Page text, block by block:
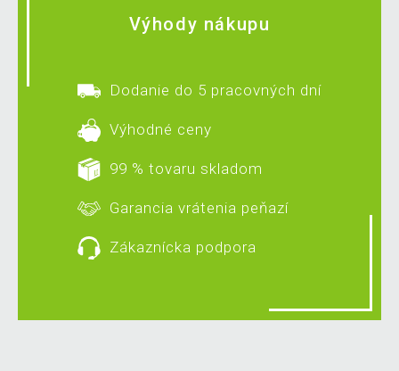
Výhody nákupu
Dodanie do 5 pracovných dní
Výhodné ceny
99 % tovaru skladom
Garancia vrátenia peňazí
Zákaznícka podpora